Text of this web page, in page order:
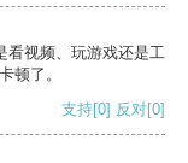
看视频、玩游戏还是工
顿了。
支持[0] 反对[0]